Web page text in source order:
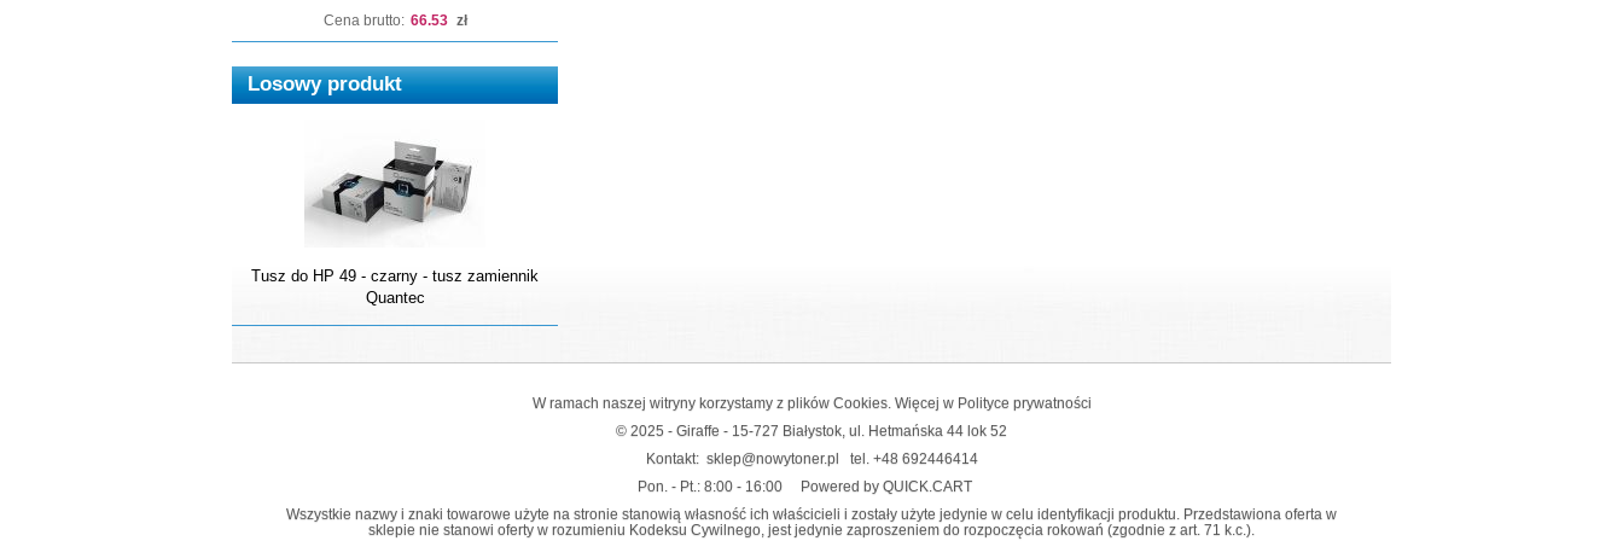
Cena brutto: 66.53 zł
Losowy produkt
Tusz do HP 49 - czarny - tusz zamiennik
Quantec
W ramach naszej witryny korzystamy z plików Cookies. Więcej w Polityce prywatności
© 2025 - Giraffe - 15-727 Białystok, ul. Hetmańska 44 lok 52
Kontakt: sklep@nowytoner.pl tel. +48 692446414
Pon. - Pt.: 8:00 - 16:00
Powered by QUICK.CART
Wszystkie nazwy i znaki towarowe użyte na stronie stanowią własność ich właścicieli i zostały użyte jedynie w celu identyfikacji produktu. Przedstawiona oferta w
sklepie nie stanowi oferty w rozumieniu Kodeksu Cywilnego, jest jedynie zaproszeniem do rozpoczęcia rokowań (zgodnie z art. 71 k.c.).